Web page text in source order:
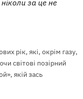
за це не
рік, які, окрім газу,
світові позірний
якій зась